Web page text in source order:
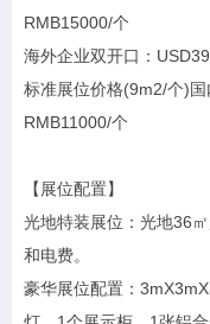
RMB15000/个
海外企业双开口：
标准展位价格(9m2/个)
RMB11000/个
【展位配置】
光地特装展位：光地36
和电费。
豪华展位配置：